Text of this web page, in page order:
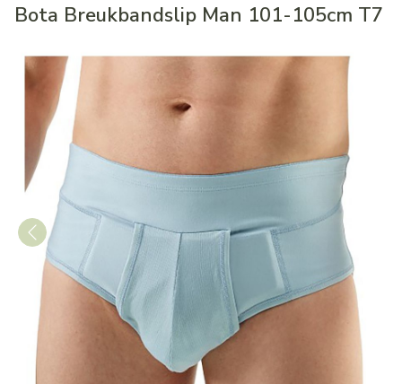
Bota Breukbandslip Man 101-105cm T7